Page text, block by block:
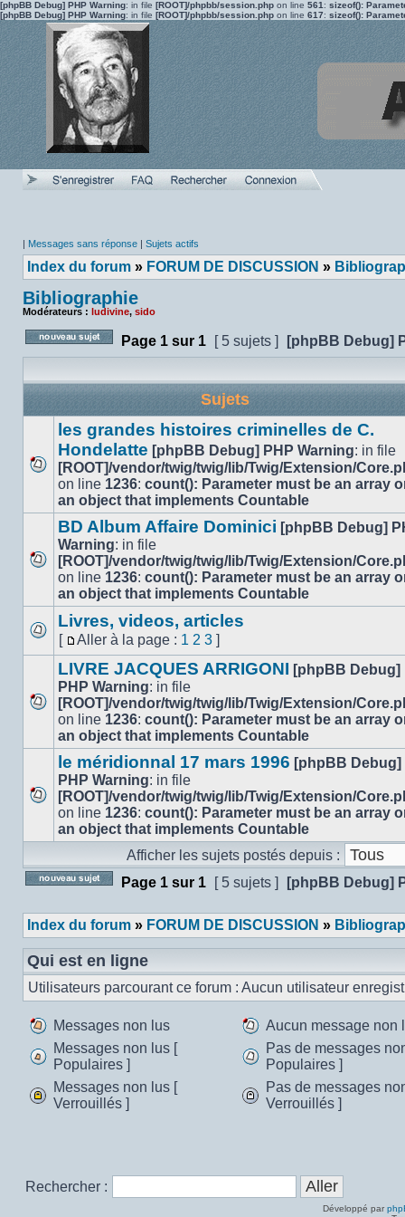
[phpBB Debug] PHP Warning: in file [ROOT]/phpbb/session.php on line 561 : sizeof():
[phpBB Debug] PHP Warning: in file [ROOT]/phpbb/session.php on line 617: sizeof():
| Messages sans réponse | Sujets actifs
Index du forum » FORUM DE DISCUSSION »
Bibliographie
Modérateurs : ludivine, sido
Poster un nouveau sujet
Page 1 sur 1 [ 5 sujets ] [phpBB Debug]
Sujets
Aucun
message
non
les grandes histoires criminelles de C.
Hondelatte [phpBB Debug] PHP Warning: in file
[ROOT]/vendor/twig/twig/lib/Twig/Extension/
on line 1236: count(): Parameter must be an array
an object that implements Countable
Aucun
message
non
BD Album Affaire Dominici [phpBB Debug]
Warning: in file
[ROOT]/vendor/twig/twig/lib/Twig/Extension/
on line 1236: count(): Parameter must be an array
an object that implements Countable
Aucun
message
non
Livres, videos, articles
[
Aller
à
la
page
Aller à la page : 1 2 3 ]
Aucun
message
non
LIVRE JACQUES ARRIGONI [phpBB Debug]
PHP Warning: in file
[ROOT]/vendor/twig/twig/lib/Twig/Extension/
on line 1236: count(): Parameter must be an array
an object that implements Countable
Aucun
message
non
le méridionnal 17 mars 1996 [phpBB Debug]
PHP Warning: in file
[ROOT]/vendor/twig/twig/lib/Twig/Extension/
on line 1236: count(): Parameter must be an array
an object that implements Countable
Afficher les sujets postés depuis :
Page 1 sur 1 [ 5 sujets ] [phpBB Debug]
Index du forum » FORUM DE DISCUSSION »
Qui est en ligne
Utilisateurs parcourant ce forum : Aucun utilisateur
Messages
non
lus
Messages non lus
Aucun
message
non
lu
Aucun message non
Messages
non
lus
Messages non lus [
Populaires ]
Pas
de
messages
Pas de messages
Populaires ]
Messages
Verrouillés
]
Messages non lus [
Verrouillés ]
Pas
lus
Verrouillés
Pas de messages
Verrouillés ]
Rechercher :
Développé par